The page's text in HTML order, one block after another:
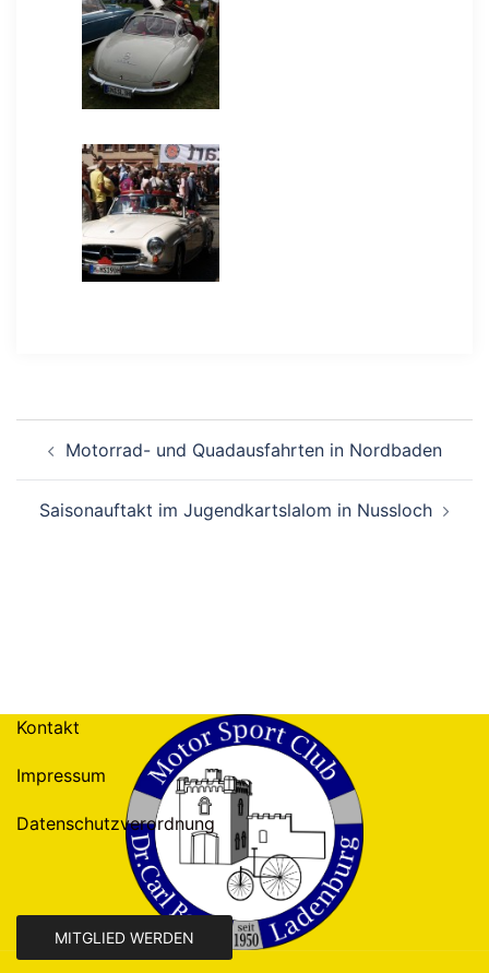
Motorrad- und Quadausfahrten in Nordbaden
Saisonauftakt im Jugendkartslalom in Nussloch
Kontakt
Impressum
Datenschutzverordnung
MITGLIED WERDEN